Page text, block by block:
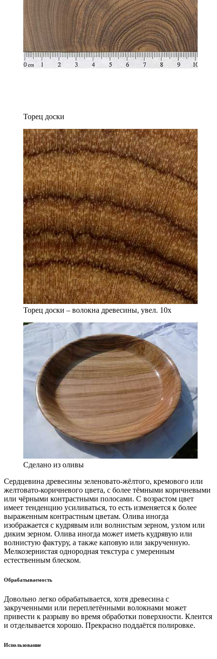
Торец доски
Торец доски – волокна древесины, увел. 10х
Сделано из оливы
Сердцевина древесины зеленовато-жёлтого, кремового или
желтовато-коричневого цвета, с более тёмными коричневыми
или чёрными контрастными полосами. С возрастом цвет
имеет тенденцию усиливаться, то есть изменяется к более
выраженным контрастным цветам. Олива иногда
изображается с кудрявым или волнистым зерном, узлом или
диким зерном. Олива иногда может иметь кудрявую или
волнистую фактуру, а также каповую или закрученную.
Мелкозернистая однородная текстура с умеренным
естественным блеском.
Обрабатываемость
Довольно легко обрабатывается, хотя древесина с
закрученными или переплетёнными волокнами может
привести к разрыву во время обработки поверхности. Клеится
и отделывается хорошо. Прекрасно поддаётся полировке.
Использование